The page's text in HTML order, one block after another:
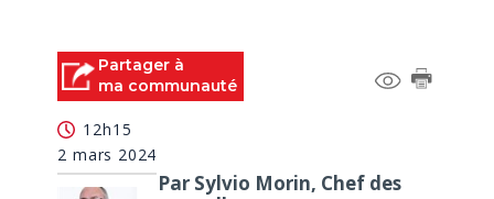
Partager à
ma communauté
12h15
2 mars 2024
Par Sylvio Morin, Chef des